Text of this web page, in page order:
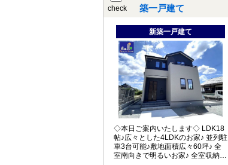
check
築一戸建て
新築一戸建て
◇本日ご案内いたします◇ LDK18
帖♪広々とした4LDKのお家♪ 並列駐
車3台可能♪敷地面積広々60坪♪ 全
室南向きで明るいお家♪ 全室収納完